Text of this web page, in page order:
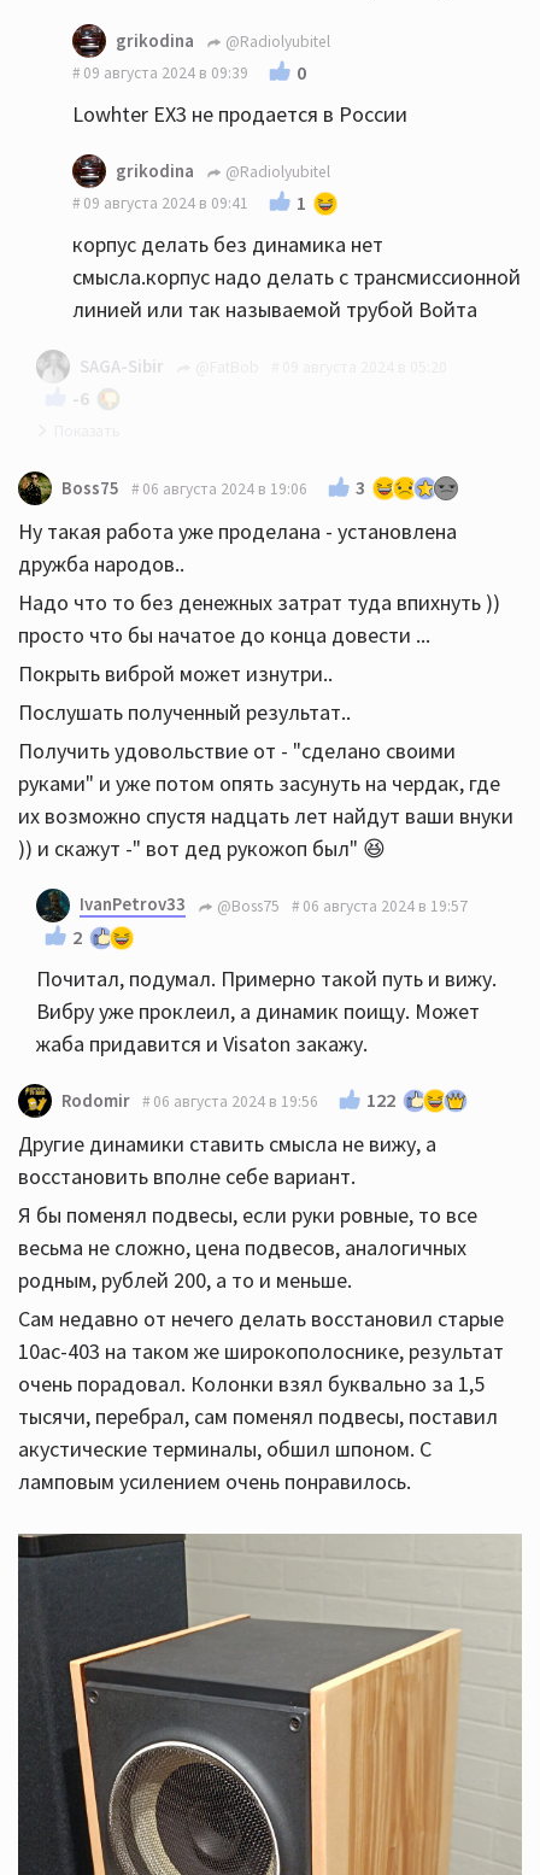
grikodina
@Radiolyubitel
09 августа 2024 в 09:39
0
Lowhter EX3 не продается в России
grikodina
@Radiolyubitel
09 августа 2024 в 09:41
1
корпус делать без динамика нет
смысла.корпус надо делать с трансмиссионной
линией или так называемой трубой Войта
SAGA-Sibir
-6
А вот то что у вас это дрова.
А "RCA, Lowther, Voxactiv, Feastrex, Eclipse и прочие
разные интересные" - импортные дрова.
Boss75 06 августа 2024 в 19:06 3
Ну такая работа уже проделана - установлена
дружба народов..
Надо что то без денежных затрат туда впихнуть ))
просто что бы начатое до конца довести ...
Покрыть виброй может изнутри..
Послушать полученный результат..
Получить удовольствие от - "сделано своими
руками" и уже потом опять засунуть на чердак, где
их возможно спустя надцать лет найдут ваши внуки
)) и скажут -" вот дед рукожоп был" 😆
IvanPetrov33 @Boss75 06 августа 2024 в 19:57
2
Почитал, подумал. Примерно такой путь и вижу.
Вибру уже проклеил, а динамик поищу. Может
жаба придавится и Visaton закажу.
Rodomir 06 августа 2024 в 19:56 122
Другие динамики ставить смысла не вижу, а
восстановить вполне себе вариант.
Я бы поменял подвесы, если руки ровные, то все
весьма не сложно, цена подвесов, аналогичных
родным, рублей 200, а то и меньше.
Сам недавно от нечего делать восстановил старые
10ас-403 на таком же широкополоснике, результат
очень порадовал. Колонки взял буквально за 1,5
тысячи, перебрал, сам поменял подвесы, поставил
акустические терминалы, обшил шпоном. С
ламповым усилением очень понравилось.